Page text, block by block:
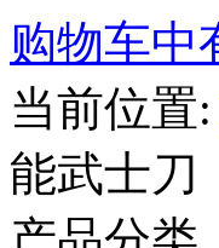
购物车中
当前位置:
能武士刀